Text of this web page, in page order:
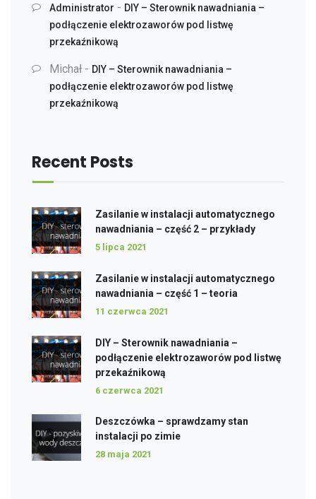
Administrator - DIY – Sterownik nawadniania –
podłączenie elektrozaworów pod listwę
przekaźnikową
Michał - DIY – Sterownik nawadniania –
podłączenie elektrozaworów pod listwę
przekaźnikową
Recent Posts
Zasilanie w instalacji automatycznego
nawadniania – część 2 – przykłady
5 lipca 2021
Zasilanie w instalacji automatycznego
nawadniania – część 1 – teoria
11 czerwca 2021
DIY – Sterownik nawadniania –
podłączenie elektrozaworów pod listwę
przekaźnikową
6 czerwca 2021
Deszczówka – sprawdzamy stan
instalacji po zimie
28 maja 2021